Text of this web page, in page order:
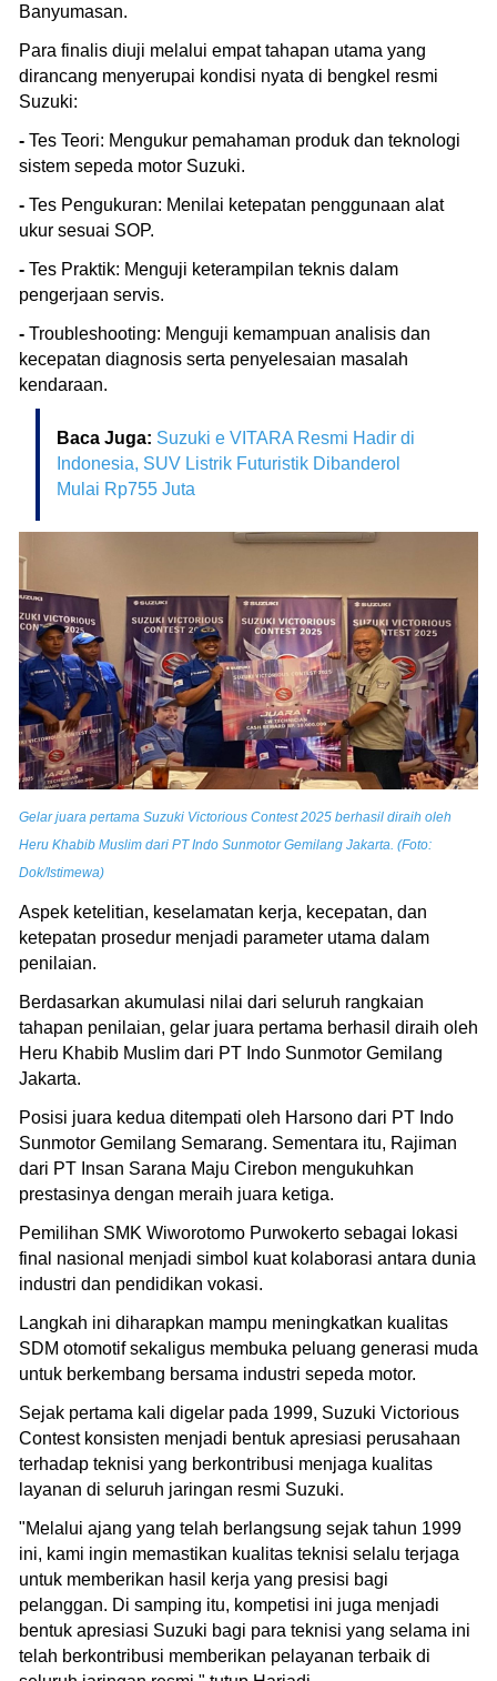
Banyumasan.
Para finalis diuji melalui empat tahapan utama yang
dirancang menyerupai kondisi nyata di bengkel resmi
Suzuki:
- Tes Teori: Mengukur pemahaman produk dan teknologi
sistem sepeda motor Suzuki.
- Tes Pengukuran: Menilai ketepatan penggunaan alat
ukur sesuai SOP.
- Tes Praktik: Menguji keterampilan teknis dalam
pengerjaan servis.
- Troubleshooting: Menguji kemampuan analisis dan
kecepatan diagnosis serta penyelesaian masalah
kendaraan.
Baca Juga: Suzuki e VITARA Resmi Hadir di
Indonesia, SUV Listrik Futuristik Dibanderol
Mulai Rp755 Juta
Gelar juara pertama Suzuki Victorious Contest 2025 berhasil diraih oleh
Heru Khabib Muslim dari PT Indo Sunmotor Gemilang Jakarta. (Foto:
Dok/Istimewa)
Aspek ketelitian, keselamatan kerja, kecepatan, dan
ketepatan prosedur menjadi parameter utama dalam
penilaian.
Berdasarkan akumulasi nilai dari seluruh rangkaian
tahapan penilaian, gelar juara pertama berhasil diraih oleh
Heru Khabib Muslim dari PT Indo Sunmotor Gemilang
Jakarta.
Posisi juara kedua ditempati oleh Harsono dari PT Indo
Sunmotor Gemilang Semarang. Sementara itu, Rajiman
dari PT Insan Sarana Maju Cirebon mengukuhkan
prestasinya dengan meraih juara ketiga.
Pemilihan SMK Wiworotomo Purwokerto sebagai lokasi
final nasional menjadi simbol kuat kolaborasi antara dunia
industri dan pendidikan vokasi.
Langkah ini diharapkan mampu meningkatkan kualitas
SDM otomotif sekaligus membuka peluang generasi muda
untuk berkembang bersama industri sepeda motor.
Sejak pertama kali digelar pada 1999, Suzuki Victorious
Contest konsisten menjadi bentuk apresiasi perusahaan
terhadap teknisi yang berkontribusi menjaga kualitas
layanan di seluruh jaringan resmi Suzuki.
"Melalui ajang yang telah berlangsung sejak tahun 1999
ini, kami ingin memastikan kualitas teknisi selalu terjaga
untuk memberikan hasil kerja yang presisi bagi
pelanggan. Di samping itu, kompetisi ini juga menjadi
bentuk apresiasi Suzuki bagi para teknisi yang selama ini
telah berkontribusi memberikan pelayanan terbaik di